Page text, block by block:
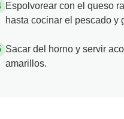
Espolvorear con el queso
hasta cocinar el pescado y
Sacar del horno y servir
amarillos.